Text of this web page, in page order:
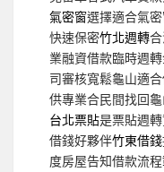
氣密窗選擇適合氣
快速保密竹北週轉
業融資借款臨時週
司審核寬鬆龜山適
供專業合民間找回
台北票貼是票貼週
借錢好夥伴竹東借錢
度房屋告知借款流程